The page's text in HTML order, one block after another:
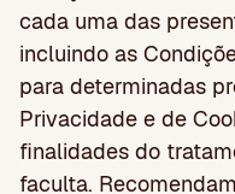
cada uma das
incluindo as
para determinadas
Privacidade e de
finalidades do
faculta.